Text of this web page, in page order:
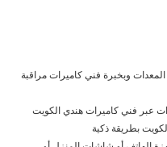
وبخبرة فني كاميرات مراقبة
عبر فني كاميرات هندي الكويت
بطريقة ذكية